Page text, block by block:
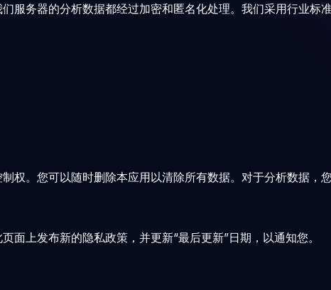
服务器的分析数据都经过加密和匿名化处理。我们采用行业标
权。您可以随时删除本应用以清除所有数据。对于分析数据，
上发布新的隐私政策，并更新“最后更新”日期，以通知您。